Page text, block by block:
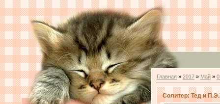
Главная » 2017 » Май »
Солитер: Тед и